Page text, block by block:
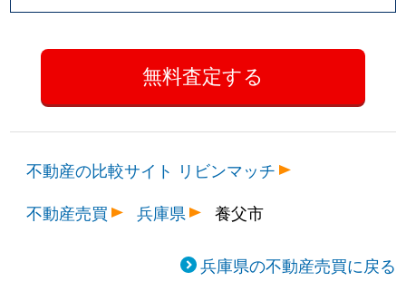
不動産の比較サイト リビンマッチ
不動産売買
兵庫県 養父市
兵庫県の不動産売買に戻る